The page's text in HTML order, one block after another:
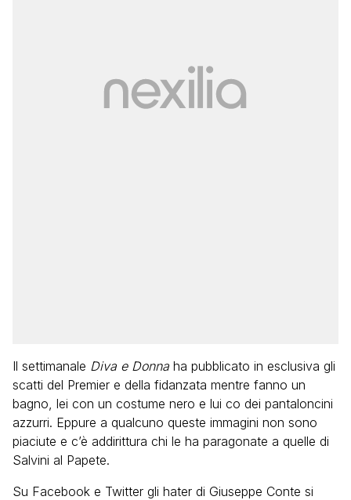
Il settimanale Diva e Donna ha pubblicato in esclusiva gli
scatti del Premier e della fidanzata mentre fanno un
bagno, lei con un costume nero e lui co dei pantaloncini
azzurri. Eppure a qualcuno queste immagini non sono
piaciute e c’è addirittura chi le ha paragonate a quelle di
Salvini al Papete.
Su Facebook e Twitter gli hater di Giuseppe Conte si